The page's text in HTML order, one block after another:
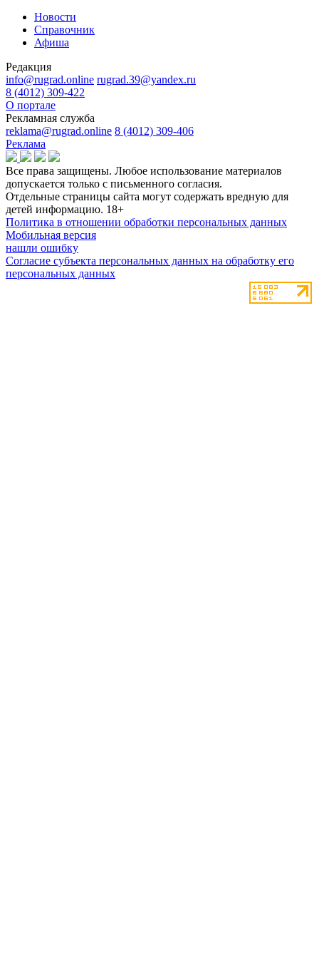
Новости
Справочник
Афиша
Редакция
info@rugrad.online rugrad.39@yandex.ru
8 (4012) 309-422
О портале
Рекламная служба
reklama@rugrad.online 8 (4012) 309-406
Реклама
Все права защищены. Любое использование материалов
допускается только с письменного согласия.
Отдельные страницы сайта могут содержать вредную для
детей информацию. 18+
Политика в отношении обработки персональных данных
Мобильная версия
нашли ошибку
Согласие субъекта персональных данных на обработку его
персональных данных